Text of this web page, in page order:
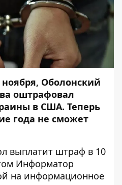
Оболонский
оштрафовал
в США. Теперь
года не сможет
выплатит штраф в 10
Информатор
на информационное